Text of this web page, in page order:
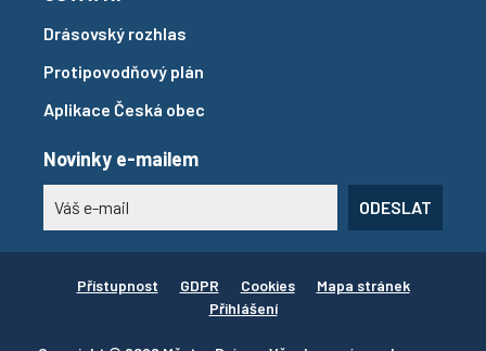
Drásovský rozhlas
Protipovodňový plán
Aplikace Česká obec
Novinky e-mailem
ODESLAT
Přístupnost GDPR Cookies
Mapa stránek
Přihlášení